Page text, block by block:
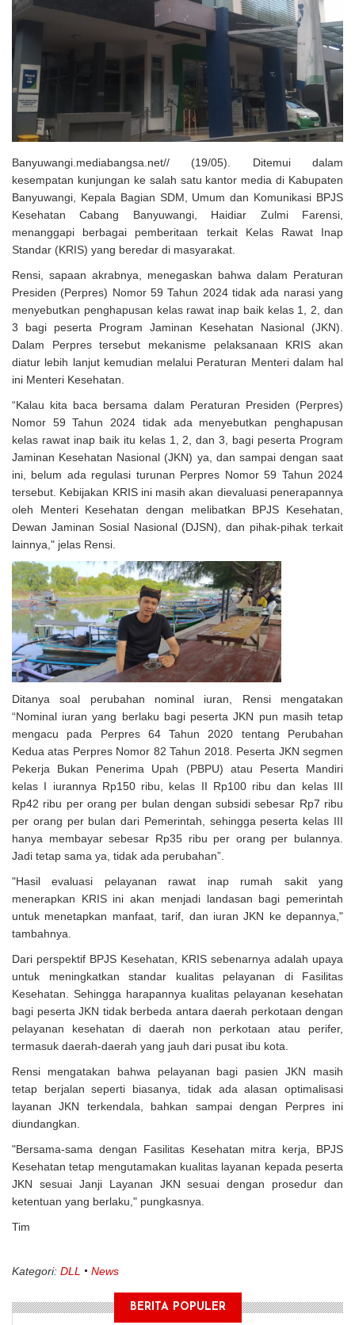
Uji Coba Program NADI JKN
Banyuwangi.mediabangsa.net// (19/05). Ditemui dalam
kesempatan kunjungan ke salah satu kantor media di Kabupaten
Banyuwangi, Kepala Bagian SDM, Umum dan Komunikasi BPJS
Kesehatan Cabang Banyuwangi, Haidiar Zulmi Farensi,
menanggapi berbagai pemberitaan terkait Kelas Rawat Inap
Standar (KRIS) yang beredar di masyarakat.
Rensi, sapaan akrabnya, menegaskan bahwa dalam Peraturan
Presiden (Perpres) Nomor 59 Tahun 2024 tidak ada narasi yang
menyebutkan penghapusan kelas rawat inap baik kelas 1, 2, dan
3 bagi peserta Program Jaminan Kesehatan Nasional (JKN).
Dalam Perpres tersebut mekanisme pelaksanaan KRIS akan
diatur lebih lanjut kemudian melalui Peraturan Menteri dalam hal
ini Menteri Kesehatan.
“Kalau kita baca bersama dalam Peraturan Presiden (Perpres)
Nomor 59 Tahun 2024 tidak ada menyebutkan penghapusan
kelas rawat inap baik itu kelas 1, 2, dan 3, bagi peserta Program
Jaminan Kesehatan Nasional (JKN) ya, dan sampai dengan saat
ini, belum ada regulasi turunan Perpres Nomor 59 Tahun 2024
tersebut. Kebijakan KRIS ini masih akan dievaluasi penerapannya
oleh Menteri Kesehatan dengan melibatkan BPJS Kesehatan,
Dewan Jaminan Sosial Nasional (DJSN), dan pihak-pihak terkait
lainnya," jelas Rensi.
Ditanya soal perubahan nominal iuran, Rensi mengatakan
“Nominal iuran yang berlaku bagi peserta JKN pun masih tetap
mengacu pada Perpres 64 Tahun 2020 tentang Perubahan
Kedua atas Perpres Nomor 82 Tahun 2018. Peserta JKN segmen
Pekerja Bukan Penerima Upah (PBPU) atau Peserta Mandiri
kelas I iurannya Rp150 ribu, kelas II Rp100 ribu dan kelas III
Rp42 ribu per orang per bulan dengan subsidi sebesar Rp7 ribu
per orang per bulan dari Pemerintah, sehingga peserta kelas III
hanya membayar sebesar Rp35 ribu per orang per bulannya.
Jadi tetap sama ya, tidak ada perubahan”.
"Hasil evaluasi pelayanan rawat inap rumah sakit yang
menerapkan KRIS ini akan menjadi landasan bagi pemerintah
untuk menetapkan manfaat, tarif, dan iuran JKN ke depannya,"
tambahnya.
Dari perspektif BPJS Kesehatan, KRIS sebenarnya adalah upaya
untuk meningkatkan standar kualitas pelayanan di Fasilitas
Kesehatan. Sehingga harapannya kualitas pelayanan kesehatan
bagi peserta JKN tidak berbeda antara daerah perkotaan dengan
pelayanan kesehatan di daerah non perkotaan atau perifer,
termasuk daerah-daerah yang jauh dari pusat ibu kota.
Rensi mengatakan bahwa pelayanan bagi pasien JKN masih
tetap berjalan seperti biasanya, tidak ada alasan optimalisasi
layanan JKN terkendala, bahkan sampai dengan Perpres ini
diundangkan.
"Bersama-sama dengan Fasilitas Kesehatan mitra kerja, BPJS
Kesehatan tetap mengutamakan kualitas layanan kepada peserta
JKN sesuai Janji Layanan JKN sesuai dengan prosedur dan
ketentuan yang berlaku," pungkasnya.
Tim
Kategori: DLL News
BERITA POPULER